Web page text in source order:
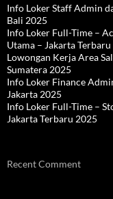
Info Loker Staff Admin
Bali 2025
Info Loker Full-Time –
Utama – Jakarta
Lowongan Kerja Area
Sumatera 2025
Info Loker Finance
Jakarta 2025
Info Loker Full-Time –
Jakarta Terbaru 2025
Recent Comment